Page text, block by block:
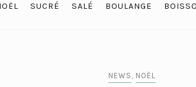
SUCRÉ SALÉ BOULANGE
NEWS NOËL